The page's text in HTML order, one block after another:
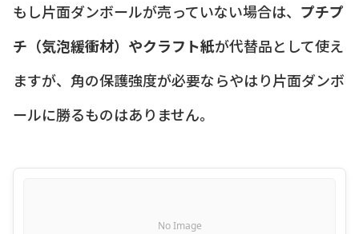
もし片面ダンボールが売っていない場合は、 プチプ
チ（気泡緩衝材）やクラフト紙が代替品として使え
ますが、角の保護強度が必要ならやはり片面ダンボ
ールに勝るものはありません。
No Image